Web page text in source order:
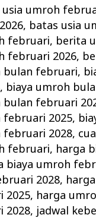
usia umroh
, batas usia
februari, berita
februari 2026,
bulan februari,
, biaya umroh
bulan februari
februari 2025,
februari 2028,
februari, harga
biaya umroh
2028,
2025, harga
2028, jadwal